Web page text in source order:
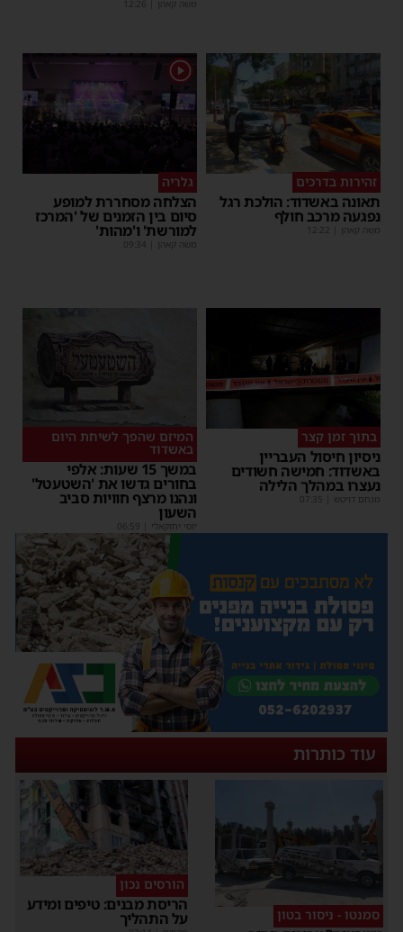
משה קאהן |
12:26
זהירות בדרכים
תאונה באשדוד: הולכת רגל
נפגעה מרכב חולף
משה קאהן |
12:22
1
גלריה
הצלחה מסחררת למופע
סיום בין הזמנים של 'המרכז
למורשת' ו'מהות'
משה קאהן |
09:34
בתוך זמן קצר
ניסיון חיסול העבריין
באשדוד: חמישה חשודים
נעצרו במהלך הלילה
מנחם דויטש |
07:35
המיזם שהפך לשיחת היום
באשדוד
במשך 15 שעות: אלפי
בחורים גדשו את 'השטעטל'
ונהנו מרצף חוויות סביב
השעון
יוסי יחזקאלי |
06:59
עוד כותרות
סמנטו - ניסור בטון
הורסים נכון
הריסת מבנים: טיפים ומידע
על התהליך